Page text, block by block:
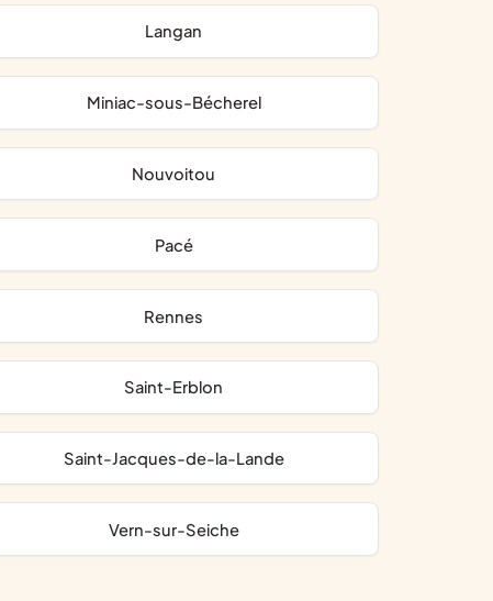
Langan
Miniac-sous-Bécherel
Nouvoitou
Pacé
Rennes
Saint-Erblon
Saint-Jacques-de-la-Lande
Vern-sur-Seiche